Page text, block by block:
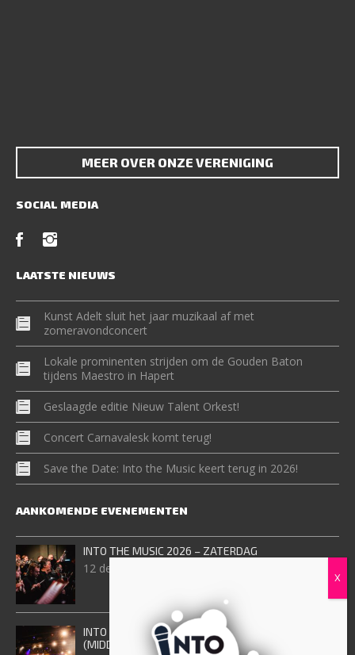
MEER OVER ONZE VERENIGING
SOCIAL MEDIA
LAATSTE NIEUWS
Kunst Adelt sluit het jaar muzikaal af met
zomeravondconcert
Lokale prominenten strijden om de Gouden Baton
tijdens Maestro in Hapert
Geslaagde editie Nieuw Talent Orkest!
Concert Carnavalesk komt terug!
Save the Date: Into the Music keert terug in 2026!
AANKOMENDE EVENEMENTEN
INTO THE MUSIC 2026 – ZATERDAG
12 december, 2026
INTO THE MUSIC 2026 – ZONDAG
(MIDDAGVOORSTELING)